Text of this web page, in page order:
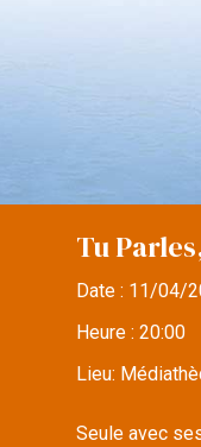
Tu
Date : 11/04/
Heure :20:00
Lieu:
Seule avec